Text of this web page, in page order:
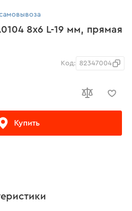
8x6 L-19 мм, прямая
Код: 82347004
Купить